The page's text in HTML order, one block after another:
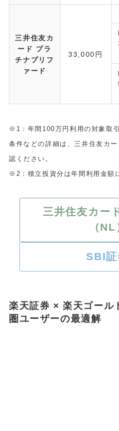
三井住友カ
ード プラ
チナプリフ
ァード
33,000円
※1：年間100万円利用の対象取
条件などの詳細は、三井住友カ
認ください。
※2：積立投資分は年間利用金額
三井住友カー
（NL
SBI証
楽天証券 × 楽天ゴール
圏ユーザーの最適解